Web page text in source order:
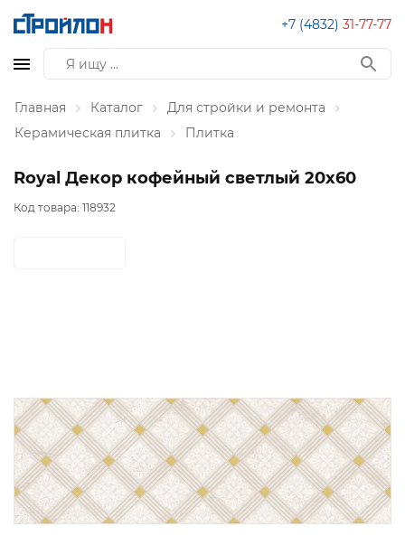
+7 (4832) 31-77-77
Главная Каталог
Для стройки и ремонта
Керамическая плитка
Плитка
Royal Декор кофейный светлый 20х60
Код товара: 118932